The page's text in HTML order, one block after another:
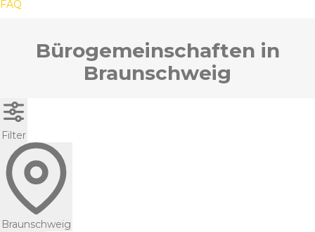
FAQ
Bürogemeinschaften in
Braunschweig
Filter
Braunschweig